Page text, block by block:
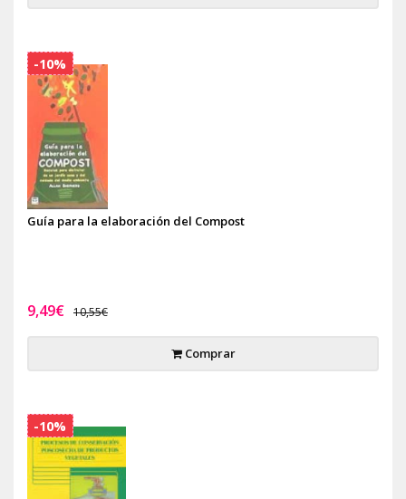
Guía para la elaboración del Compost
9,49€ 10,55€
Comprar
-10%
-10%